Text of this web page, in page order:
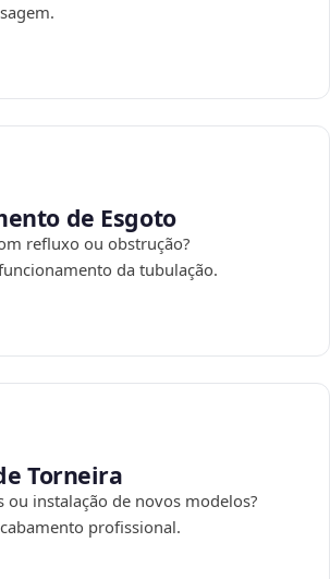
de Esgoto
refluxo ou obstrução?
da tubulação.
Torneira
ou instalação de novos modelos?
profissional.